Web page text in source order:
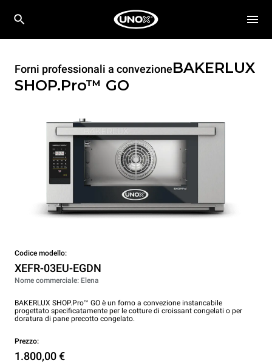
Forni professionali a convezioneBAKERLUX
SHOP.Pro™ GO
Codice modello:
XEFR-03EU-EGDN
Nome commerciale: Elena
BAKERLUX SHOP.Pro™ GO è un forno a convezione instancabile
progettato specificatamente per le cotture di croissant congelati o per
doratura di pane precotto congelato.
Prezzo:
1.800,00 €